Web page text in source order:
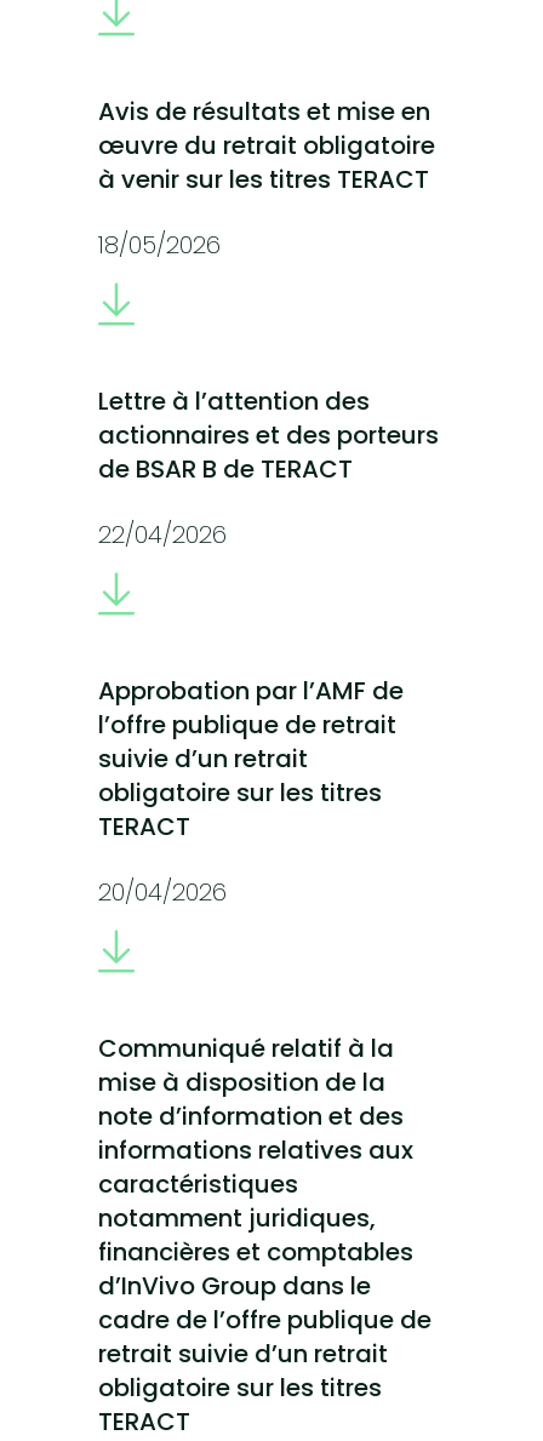
Avis de résultats et mise en
œuvre du retrait obligatoire
à venir sur les titres TERACT
18/05/2026
Lettre à l’attention des
actionnaires et des porteurs
de BSAR B de TERACT
22/04/2026
Approbation par l’AMF de
l’offre publique de retrait
suivie d’un retrait
obligatoire sur les titres
TERACT
20/04/2026
Communiqué relatif à la
mise à disposition de la
note d’information et des
informations relatives aux
caractéristiques
notamment juridiques,
financières et comptables
d’InVivo Group dans le
cadre de l’offre publique de
retrait suivie d’un retrait
obligatoire sur les titres
TERACT